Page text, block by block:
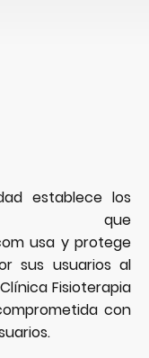
establece los
que
usa y protege
sus usuarios al
Fisioterapia
con